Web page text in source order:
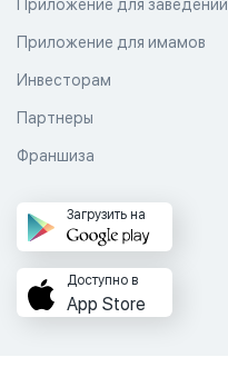
Приложение для заведений
Приложение для имамов
Инвесторам
Партнеры
Франшиза
Загрузить на
Доступно в
App Store